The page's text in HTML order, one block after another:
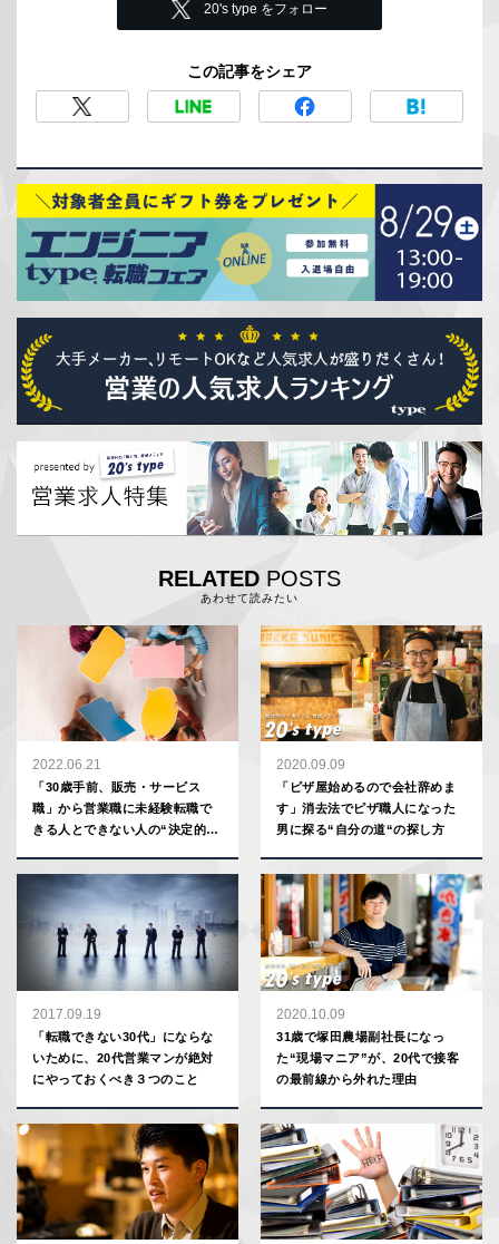
20's type をフォロー
この記事をシェア
RELATED POSTS
あわせて読みたい
2022.06.21
「30歳手前、販売・サービス
職」から営業職に未経験転職で
きる人とできない人の“決定的な
2020.09.09
「ピザ屋始めるので会社辞めま
す」消去法でピザ職人になった
男に探る“自分の道“の探し方
2017.09.19
「転職できない30代」にならな
いために、20代営業マンが絶対
にやっておくべき３つのこと
2020.10.09
31歳で塚田農場副社長になっ
た“現場マニア”が、20代で接客
の最前線から外れた理由